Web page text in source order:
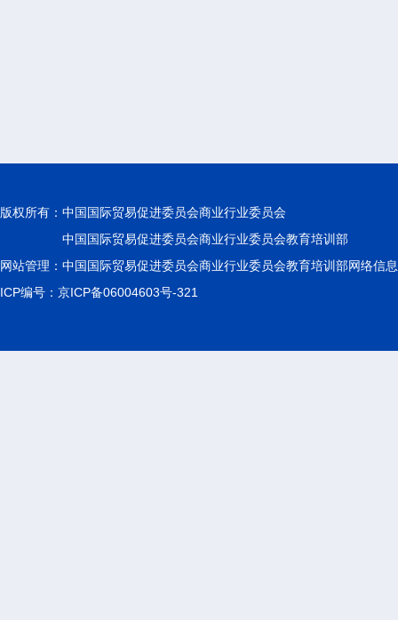
版权所有： 中国国际贸易促进委员会商业行业委员会
中国国际贸易促进委员会商业行业委员会教育培训部
网站管理：中国国际贸易促进委员会商业行业委员会教育培训部网络信
ICP编号：京ICP备06004603号-321